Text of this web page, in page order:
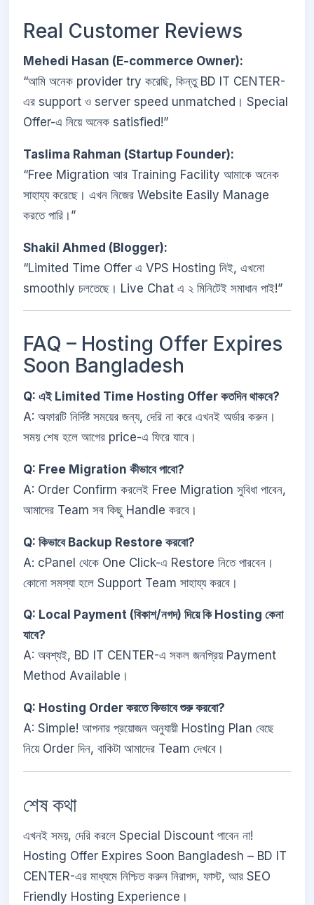
Real Customer Reviews
Mehedi Hasan (E-commerce Owner):
“আমি অনেক provider try করেছি, কিন্তু BD IT CENTER-
এর support ও server speed unmatched। Special
Offer-এ নিয়ে অনেক satisfied!”
Taslima Rahman (Startup Founder):
“Free Migration আর Training Facility আমাকে অনেক
সাহায্য করেছে। এখন নিজের Website Easily Manage
করতে পারি।”
Shakil Ahmed (Blogger):
“Limited Time Offer এ VPS Hosting নিই, এখনো
smoothly চলতেছে। Live Chat এ ২ মিনিটেই সমাধান পাই!”
FAQ – Hosting Offer Expires
Soon Bangladesh
Q: এই Limited Time Hosting Offer কতদিন থাকবে?
A: অফারটি নির্দিষ্ট সময়ের জন্য, দেরি না করে এখনই অর্ডার করুন।
সময় শেষ হলে আগের price-এ ফিরে যাবে।
Q: Free Migration কীভাবে পাবো?
A: Order Confirm করলেই Free Migration সুবিধা পাবেন,
আমাদের Team সব কিছু Handle করবে।
Q: কিভাবে Backup Restore করবো?
A: cPanel থেকে One Click-এ Restore নিতে পারবেন।
কোনো সমস্যা হলে Support Team সাহায্য করবে।
Q: Local Payment (বিকাশ/নগদ) দিয়ে কি Hosting কেনা
যাবে?
A: অবশ্যই, BD IT CENTER-এ সকল জনপ্রিয় Payment
Method Available।
Q: Hosting Order করতে কিভাবে শুরু করবো?
A: Simple! আপনার প্রয়োজন অনুযায়ী Hosting Plan বেছে
নিয়ে Order দিন, বাকিটা আমাদের Team দেখবে।
শেষ কথা
এখনই সময়, দেরি করলে Special Discount পাবেন না!
Hosting Offer Expires Soon Bangladesh – BD IT
CENTER-এর মাধ্যমে নিশ্চিত করুন নিরাপদ, ফাস্ট, আর SEO
Friendly Hosting Experience।